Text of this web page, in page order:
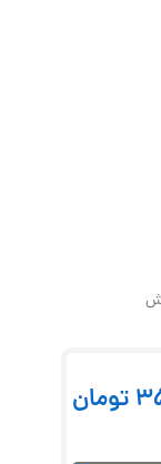
تومان